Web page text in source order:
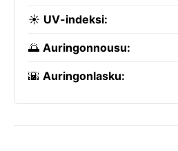
☀️ UV-indeksi:
🌅 Auringonnousu:
🌇 Auringonlasku: